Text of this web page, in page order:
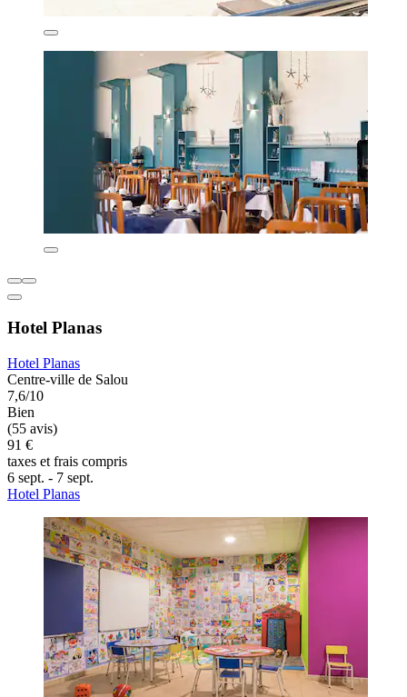
Hotel Planas
Hotel Planas
Centre-ville de Salou
7,6/10
Bien
(55 avis)
91 €
taxes et frais compris
6 sept. - 7 sept.
Hotel Planas